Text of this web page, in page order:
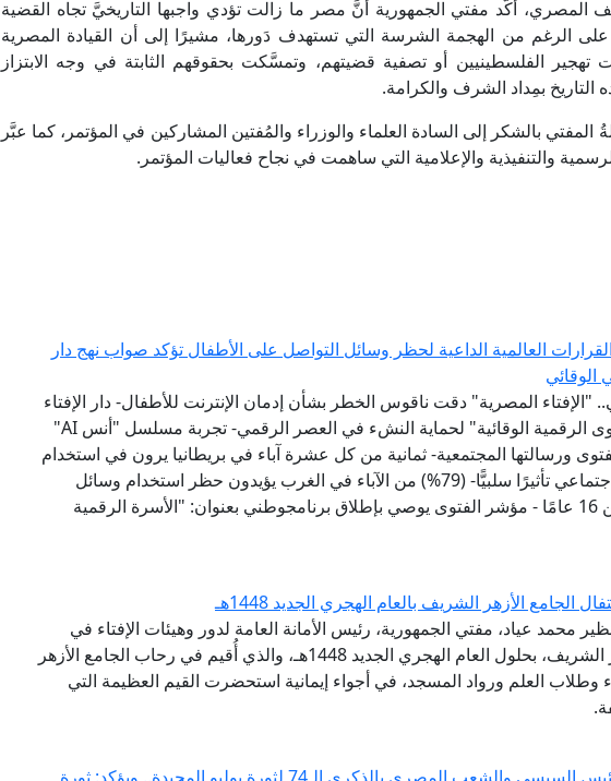
أكَّد مفتي الجمهورية أنَّ مصر ما زالت تؤدي واجبها التاريخيَّ تجاه القضية
الرغم من الهجمة الشرسة التي تستهدف دَورها، مشيرًا إلى أن القيادة المصرية
الفلسطينيين أو تصفية قضيتهم، وتمسَّكت بحقوقهم الثابتة في وجه الابتزاز
بمِداد الشرف والكرامة.
بالشكر إلى السادة العلماء والوزراء والمُفتين المشاركين في المؤتمر، كما عبَّر
والتنفيذية والإعلامية التي ساهمت في نجاح فعاليات المؤتمر.
العالمية الداعية لحظر وسائل التواصل على الأطفال تؤكد صواب نهج دار
الوقائي
"الإفتاء المصرية" دقت ناقوس الخطر بشأن إدمان الإنترنت للأطفال- دار الإفتاء
سبقت إلى تبني نموذج "الفتوى الرقمية الوقائية" لحماية النشء في العصر الرقمي- تجربة مسلسل "أنس AI"
ورسالتها المجتمعية- ثمانية من كل عشرة آباء في بريطانيا يرون في استخدام
أطفالهم لوسائل التواصل الاجتماعي تأثيرًا سلبيًّا- (79%) من الآباء في الغرب يؤيدون حظر استخدام وسائل
التواصل على من هم أقل من 16 عامًا - مؤشر الفتوى يوصي بإطلاق برنامجوطني بعنوان: "الأسرة الرقمية
الجامع الأزهر الشريف بالعام الهجري الجديد 1448هـ
محمد عياد، مفتي الجمهورية، رئيس الأمانة العامة لدور وهيئات الإفتاء في
العالم، احتفال الجامع الأزهر الشريف، بحلول العام الهجري الجديد 1448هـ، والذي أُقيم في رحاب الجامع الأزهر
العلم ورواد المسجد، في أجواء إيمانية استحضرت القيم العظيمة التي